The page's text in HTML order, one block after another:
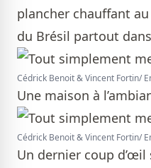
plancher chauffant
du Brésil partout
Cédrick Benoit & Vincent Fortin/
Une maison à
Cédrick Benoit & Vincent Fortin/
Un dernier coup